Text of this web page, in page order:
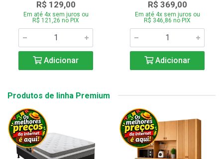
R$ 129,00
Em até 4x sem juros ou
R$ 121,26 no PIX
Adicionar
R$ 369,00
Em até 4x sem juros ou
R$ 346,86 no PIX
Adicionar
Produtos de linha Premium